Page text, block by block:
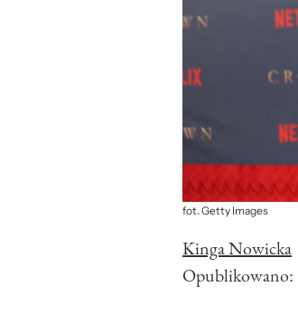
fot. Getty Images
Kinga Nowicka
Opublikowano: